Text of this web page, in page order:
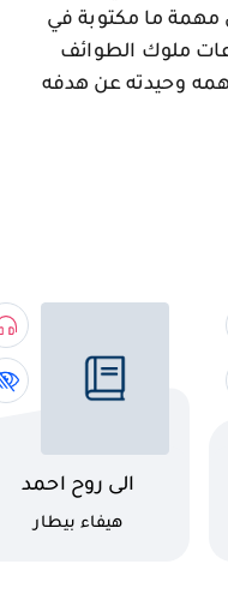
مهمة ما مكتوبة في
ملوك الطوائف
وحيدته عن هدفه
اسم الكتاب
الى روح احمد
كاتب
هيفاء بيطار